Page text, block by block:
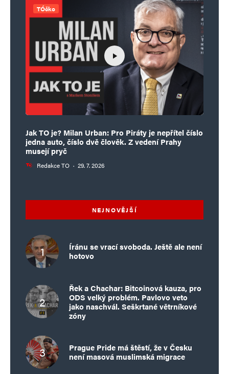
TÓčko
Jak TO je? Milan Urban: Pro Piráty je nepřítel číslo
jedna auto, číslo dvě člověk. Z vedení Prahy
musejí pryč
Redakce TO · 29. 7. 2026
NEJNOVĚJŠÍ
Íránu se vrací svoboda. Ještě ale není
hotovo
Řek a Chachar: Bitcoinová kauza, pro
ODS velký problém. Pavlovo veto
jako naschvál. Seškrtané větrníkové
zóny
Prague Pride má štěstí, že v Česku
není masová muslimská migrace